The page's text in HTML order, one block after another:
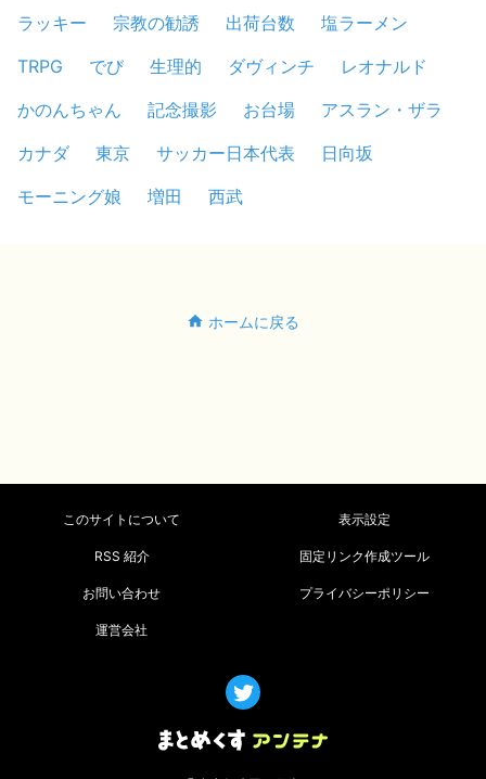
ラッキー
宗教の勧誘 出荷台数
塩ラーメン
TRPG
でび 生理的 ダヴィンチ
レオナルド
かのんちゃん
記念撮影 お台場
アスラン・ザラ
カナダ
東京 サッカー日本代表
日向坂
モーニング娘
増田 西武
ホームに戻る
このサイトについて 表示設定
RSS 紹介 固定リンク作成ツール
お問い合わせ プライバシーポリシー
運営会社